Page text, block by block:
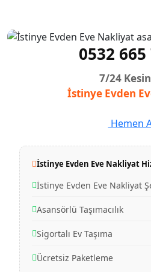
0532 665
7/24
İstinye Evden
Hemen
İstinye Evden Eve Nakliyat
İstinye Evden Eve Nakliyat
Asansörlü Taşımacılık
Sigortalı Ev Taşıma
Ücretsiz Paketleme